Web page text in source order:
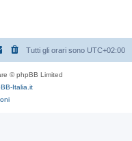
Tutti gli orari sono UTC+02:00
© phpBB Limited
Italia.it